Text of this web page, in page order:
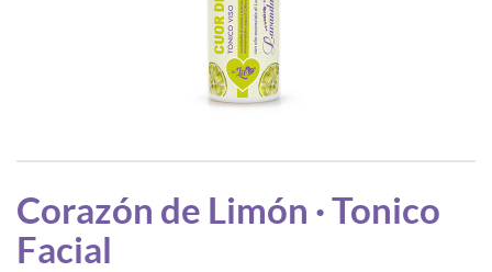
Corazón de Limón · Tonico
Facial